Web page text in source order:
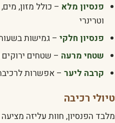
פנסיון מלא – כולל מזון,
וטרינרי
פנסיון חלקי – גמישות
שטחי מרעה – שטחים
קרבה ליער – אפשרות
טיולי רכיבה
מלבד הפנסיון, חוות עליזה מציעה